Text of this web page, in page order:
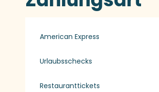
American Express
Urlaubsschecks
Restauranttickets